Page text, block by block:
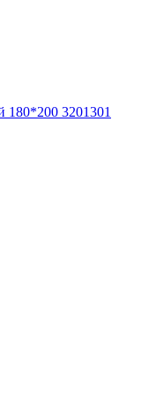
180*200 3201301